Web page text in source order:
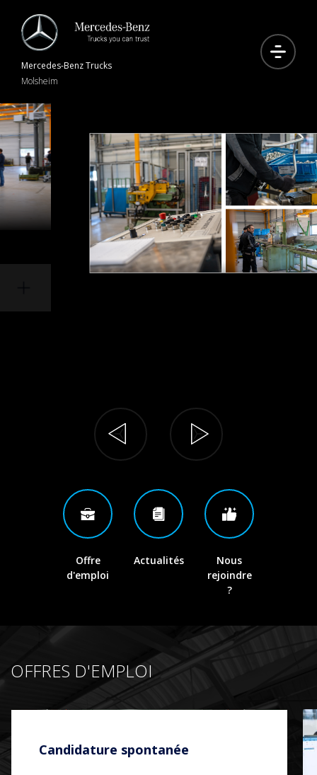
Mercedes-BenzTrucks
Molsheim
Offre
d'emploi
Actualités
Nous
rejoindre
?
OFFRES D'EMPLOI
Candidature spontanée